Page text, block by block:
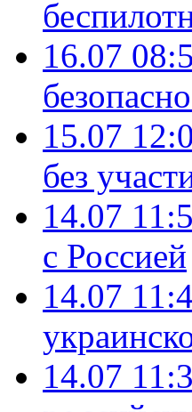
16.07
15.07
без
14.07
с Россией
14.07
14.07